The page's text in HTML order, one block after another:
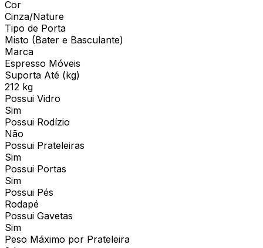
Cor
Cinza/Nature
Tipo de Porta
Misto (Bater e Basculante)
Marca
Espresso Móveis
Suporta Até (kg)
212 kg
Possui Vidro
Sim
Possui Rodízio
Não
Possui Prateleiras
Sim
Possui Portas
Sim
Possui Pés
Rodapé
Possui Gavetas
Sim
Peso Máximo por Prateleira